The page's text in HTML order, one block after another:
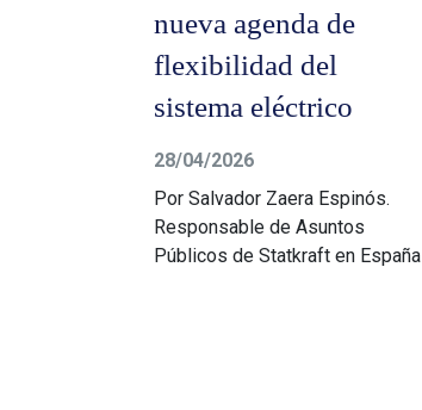
nueva agenda de
flexibilidad del
sistema eléctrico
28/04/2026
Por Salvador Zaera Espinós.
Responsable de Asuntos
Públicos de Statkraft en España